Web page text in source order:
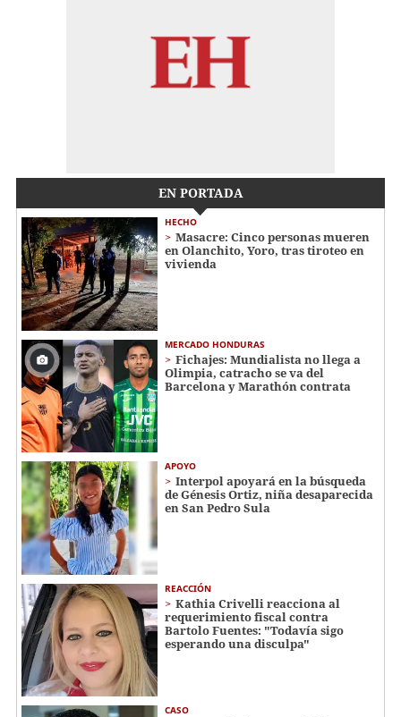
EN PORTADA
HECHO
Masacre: Cinco personas mueren
en Olanchito, Yoro, tras tiroteo en
vivienda
MERCADO HONDURAS
Fichajes: Mundialista no llega a
Olimpia, catracho se va del
Barcelona y Marathón contrata
APOYO
Interpol apoyará en la búsqueda
de Génesis Ortiz, niña desaparecida
en San Pedro Sula
REACCIÓN
Kathia Crivelli reacciona al
requerimiento fiscal contra
Bartolo Fuentes: "Todavía sigo
esperando una disculpa"
CASO